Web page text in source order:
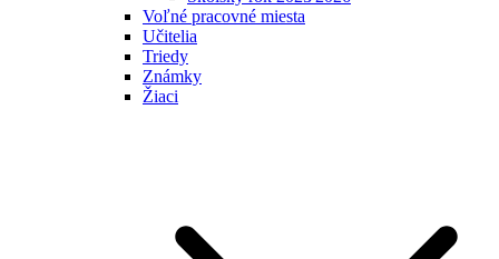
Voľné pracovné miesta
Učitelia
Triedy
Známky
Žiaci